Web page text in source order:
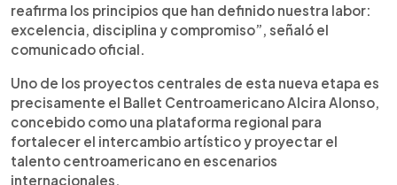
reafirma los principios que han definido nuestra labor:
excelencia, disciplina y compromiso”, señaló el
comunicado oficial.
Uno de los proyectos centrales de esta nueva etapa es
precisamente el Ballet Centroamericano Alcira Alonso,
concebido como una plataforma regional para
fortalecer el intercambio artístico y proyectar el
talento centroamericano en escenarios
internacionales.